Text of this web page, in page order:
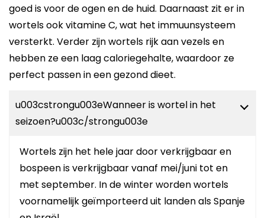
goed is voor de ogen en de huid. Daarnaast zit er in
wortels ook vitamine C, wat het immuunsysteem
versterkt. Verder zijn wortels rijk aan vezels en
hebben ze een laag caloriegehalte, waardoor ze
perfect passen in een gezond dieet.
u003cstrongu003eWanneer is wortel in het
seizoen?u003c/strongu003e
Wortels zijn het hele jaar door verkrijgbaar en
bospeen is verkrijgbaar vanaf mei/juni tot en
met september. In de winter worden wortels
voornamelijk geïmporteerd uit landen als Spanje